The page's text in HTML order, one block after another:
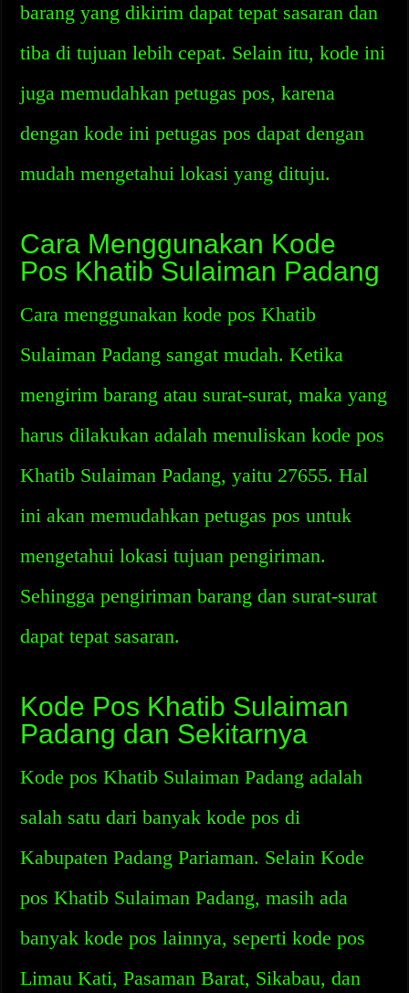
barang yang dikirim dapat tepat sasaran dan
tiba di tujuan lebih cepat. Selain itu, kode ini
juga memudahkan petugas pos, karena
dengan kode ini petugas pos dapat dengan
mudah mengetahui lokasi yang dituju.
Cara Menggunakan Kode
Pos Khatib Sulaiman Padang
Cara menggunakan kode pos Khatib
Sulaiman Padang sangat mudah. Ketika
mengirim barang atau surat-surat, maka yang
harus dilakukan adalah menuliskan kode pos
Khatib Sulaiman Padang, yaitu 27655. Hal
ini akan memudahkan petugas pos untuk
mengetahui lokasi tujuan pengiriman.
Sehingga pengiriman barang dan surat-surat
dapat tepat sasaran.
Kode Pos Khatib Sulaiman
Padang dan Sekitarnya
Kode pos Khatib Sulaiman Padang adalah
salah satu dari banyak kode pos di
Kabupaten Padang Pariaman. Selain Kode
pos Khatib Sulaiman Padang, masih ada
banyak kode pos lainnya, seperti kode pos
Limau Kati, Pasaman Barat, Sikabau, dan